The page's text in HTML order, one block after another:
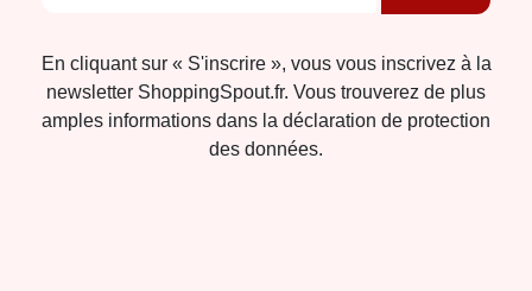
En cliquant sur « S'inscrire », vous vous inscrivez à la
newsletter ShoppingSpout.fr. Vous trouverez de plus
amples informations dans la déclaration de protection
des données.